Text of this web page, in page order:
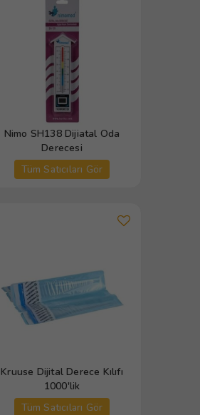
Nimo SH138 Dijiatal Oda
Derecesi
Tüm Satıcıları Gör
Kruuse Dijital Derece Kılıfı
1000'lik
Tüm Satıcıları Gör